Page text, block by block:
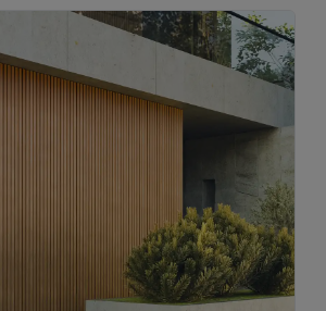
encapsulado Cover360º Roble